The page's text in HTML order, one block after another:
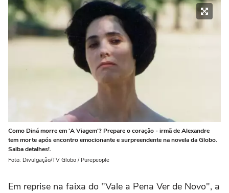
Como Diná morre em 'A Viagem'? Prepare o coração - irmã de Alexandre
tem morte após encontro emocionante e surpreendente na novela da Globo.
Saiba detalhes!.
Foto: Divulgação/TV Globo / Purepeople
Em reprise na faixa do "Vale a Pena Ver de Novo", a